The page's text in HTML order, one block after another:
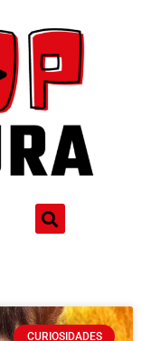
CURIOSIDADES